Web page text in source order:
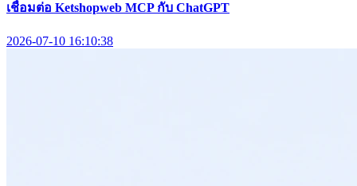
เชื่อมต่อ Ketshopweb MCP กับ ChatGPT
2026-07-10 16:10:38